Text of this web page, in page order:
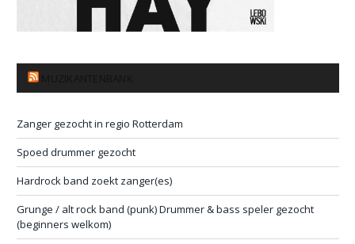
Zanger gezocht in regio Rotterdam
Spoed drummer gezocht
Hardrock band zoekt zanger(es)
Grunge / alt rock band (punk) Drummer & bass speler gezocht
(beginners welkom)